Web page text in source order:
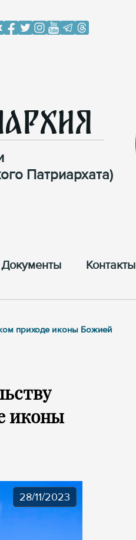
Патриархата)
Документы Контакты
приходе иконы Божией
иконы
28/11/2023